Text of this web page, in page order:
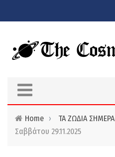
Home › ΤΑ ΖΩΔΙΑ ΣΗΜΕΡΑ
Σαββάτου 29.11.2025